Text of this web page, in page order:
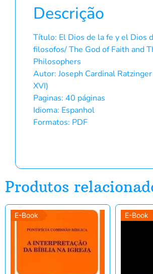
Descrição
Título: El Dios de la fe y el Dios
filosofos/ The God of Faith and
Philosophers
Autor: Joseph Cardinal
XVI)
Paginas: 40 páginas
Idioma: Espanhol
Formatos: PDF
Produtos
E-Book E-Book